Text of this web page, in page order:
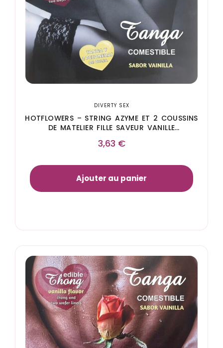
DIVERTY SEX
HOTFLOWERS – STRING AZYME ET 2 COUSSINS
DE MATELIER FILLE SAVEUR VANILLE
3,63 €
Ajouter au panier